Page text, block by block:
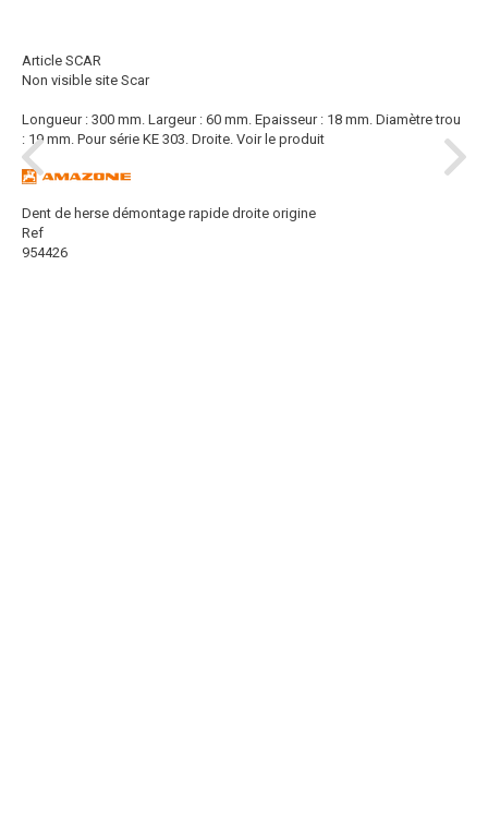
Article SCAR
Non visible site Scar
Longueur : 300 mm. Largeur : 60 mm. Epaisseur : 18 mm. Diamètre trou
: 19 mm. Pour série KE 303. Droite. Voir le produit
Dent de herse démontage rapide droite origine
Ref
954426